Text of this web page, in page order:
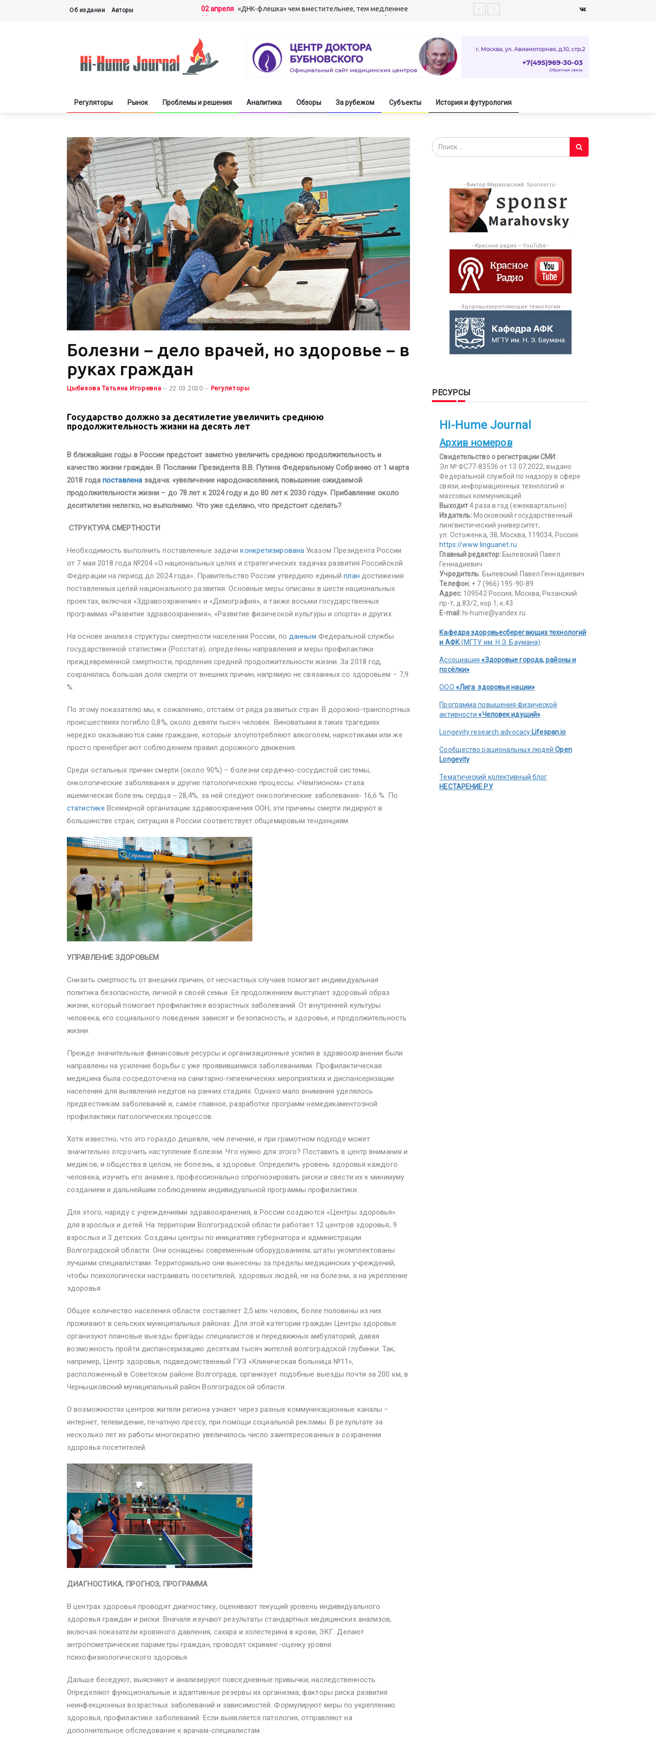
Об издании Авторы 02 апреля «ДНК-флешка» чем вместительнее, тем медленнее
30 марта
«Мышление мышцами» развивает сверхспособности
03 декабря
Молодёжь обостряет информационное противоборство
Регуляторы Рынок Проблемы и решения Аналитика Обзоры За рубежом Субъекты История и футурология
Болезни − дело врачей, но здоровье − в
руках граждан
Цыбизова Татьяна Игоревна -- 22.03.2020 -- Регуляторы
Государство должно за десятилетие увеличить среднюю
продолжительность жизни на десять лет
В ближайшие годы в России предстоит заметно увеличить среднюю продолжительность и
качество жизни граждан. В Послании Президента В.В. Путина Федеральному Собранию от 1 марта
2018 года поставлена задача: «увеличение народонаселения, повышение ожидаемой
продолжительности жизни − до 78 лет к 2024 году и до 80 лет к 2030 году». Прибавление около
десятилетия нелегко, но выполнимо. Что уже сделано, что предстоит сделать?
СТРУКТУРА СМЕРТНОСТИ
Необходимость выполнить поставленные задачиконкретизирована Указом Президента России
от 7 мая 2018 года №204 «О национальных целях и стратегических задачах развития Российской
Федерации на период до 2024 года». Правительство России утвердило единыйплан достижения
поставленных целей национального развития. Основные меры описаны в шести национальных
проектах, включая «Здравоохранение» и «Демография», а также восьми государственных
программах «Развитие здравоохранения», «Развитие физической культуры и спорта» и других.
На основе анализа структуры смертности населения России, по данным Федеральной службы
государственной статистики (Росстата), определены направления и меры профилактики
преждевременной смертности, продления средней продолжительности жизни. За 2018 год,
сохранялась большая доля смерти от внешних причин, напрямую не связанных со здоровьем − 7,9
%.
По этому показателю мы, к сожалению, отстаём от ряда развитых стран. В дорожно-транспортных
происшествиях погибло 0,8%, около девяти тысяч человек. Виноватыми в таких трагедиях
нередко оказываются сами граждане, которые злоупотребляют алкоголем, наркотиками или же
просто пренебрегают соблюдением правил дорожного движения.
Среди остальных причин смерти (около 90%) − болезни сердечно-сосудистой системы,
онкологические заболевания и другие патологические процессы. «Чемпионом» стала
ишемическая болезнь сердца ‒ 28,4%, за ней следуют онкологические заболевания- 16,6 %. По
статистике Всемирной организации здравоохранения ООН, эти причины смерти лидируют в
большинстве стран; ситуация в России соответствует общемировым тенденциям.
УПРАВЛЕНИЕ ЗДОРОВЬЕМ
Снизить смертность от внешних причин, от несчастных случаев помогает индивидуальная
политика безопасности, личной и своей семьи. Её продолжением выступает здоровый образ
жизни, который помогает профилактике возрастных заболеваний. От внутренней культуры
человека, его социального поведения зависят и безопасность, и здоровье, и продолжительность
жизни.
Прежде значительные финансовые ресурсы и организационные усилия в здравоохранении были
направлены на усиление борьбы с уже проявившимися заболеваниями. Профилактическая
медицина была сосредоточена на санитарно-гигиенических мероприятиях и диспансеризации
населения для выявления недугов на ранних стадиях. Однако мало внимания уделялось
предвестникам заболеваний и, самое главное, разработке программ немедикаментозной
профилактики патологических процессов.
Хотя известно, что это гораздо дешевле, чем лечение, и при грамотном подходе может
значительно отсрочить наступление болезни. Что нужно для этого? Поставить в центр внимания и
медиков, и общества в целом, не болезнь, а здоровье. Определить уровень здоровья каждого
человека, изучить его анамнез, профессионально спрогнозировать риски и свести их к минимуму
созданием и дальнейшим соблюдением индивидуальной программы профилактики.
Для этого, наряду с учреждениями здравоохранения, в России создаются «Центры здоровья»
для взрослых и детей. На территории Волгоградской области работает 12 центров здоровья, 9
взрослых и 3 детских. Созданы центры по инициативе губернатора и администрации
Волгоградской области. Они оснащены современным оборудованием, штаты укомплектованы
лучшими специалистами. Территориально они вынесены за пределы медицинских учреждений,
чтобы психологически настраивать посетителей, здоровых людей, не на болезни, а на укрепление
здоровья.
Общее количество населения области составляет 2,5 млн человек, более половины из них
проживают в сельских муниципальных районах. Для этой категории граждан Центры здоровья
организуют плановые выезды бригады специалистов и передвижных амбулаторий, давая
возможность пройти диспансеризацию десяткам тысяч жителей волгоградской глубинки. Так,
например, Центр здоровья, подведомственный ГУЗ «Клиническая больница №11»,
расположенный в Советском районе Волгограда, организует подобные выезды почти за 200 км, в
Чернышковский муниципальный район Волгоградской области.
О возможностях центров жители региона узнают через разные коммуникационные каналы −
интернет, телевидение, печатную прессу, при помощи социальной рекламы. В результате за
несколько лет их работы многократно увеличилось число заинтересованных в сохранении
здоровья посетителей.
ДИАГНОСТИКА, ПРОГНОЗ, ПРОГРАММА
В центрах здоровья проводят диагностику, оценивают текущий уровень индивидуального
здоровья граждан и риски. Вначале изучают результаты стандартных медицинских анализов,
включая показатели кровяного давления, сахара и холестерина в крови, ЭКГ. Делают
антропометрические параметры граждан, проводят скрининг-оценку уровня
психофизиологического здоровья.
Дальше беседуют, выясняют и анализируют повседневные привычки, наследственность.
Определяют функциональные и адаптивные резервы их организма, факторы риска развития
неинфекционных возрастных заболеваний и зависимостей. Формулируют меры по укреплению
здоровья, профилактике заболеваний. Если выявляется патология, отправляют на
дополнительное обследование к врачам-специалистам.
- Виктор Мараховский. Sponsor.ru -
- Красное радио -- YouTube -
- Здоровьеукрепляющие технологии -
РЕСУРСЫ
Hi-Hume Journal
Архив номеров
Свидетельство о регистрации СМИ:
Эл № ФС77-83536 от 13.07.2022, выдано
Федеральной службой по надзору в сфере
связи, информационных технологий и
массовых коммуникаций
Выходит4 раза в год (ежеквартально)
Издатель: Московский государственный
лингвистический университет,
ул. Остоженка, 38, Москва, 119034, Россия
https://www.linguanet.ru
Главный редактор: Былевский Павел
Геннадиевич
Учредитель: Былевский Павел Геннадиевич
Телефон: + 7 (966) 195-90-89
Адрес: 109542 Россия, Москва, Рязанский
пр-т, д.83/2, кор.1, к.43
E-mail: hi-hume@yandex.ru
Кафедра здоровьесберегающих технологий
и АФК(МГТУ им. Н.Э. Баумана)
Ассоциация«Здоровые города, районы и
посёлки»
ООО «Лига здоровья нации»
Программа повышения физической
активности«Человек идущий»
Longevity research advocacy Lifespan.io
Сообщество рациональных людейOpen
Longevity
Тематический колективный блог
НЕСТАРЕНИЕ.РУ